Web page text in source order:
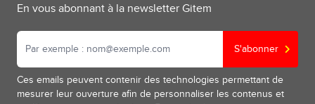
En vous abonnant à la newsletter Gitem
S'abonner
Ces emails peuvent contenir des technologies permettant de
mesurer leur ouverture afin de personnaliser les contenus et